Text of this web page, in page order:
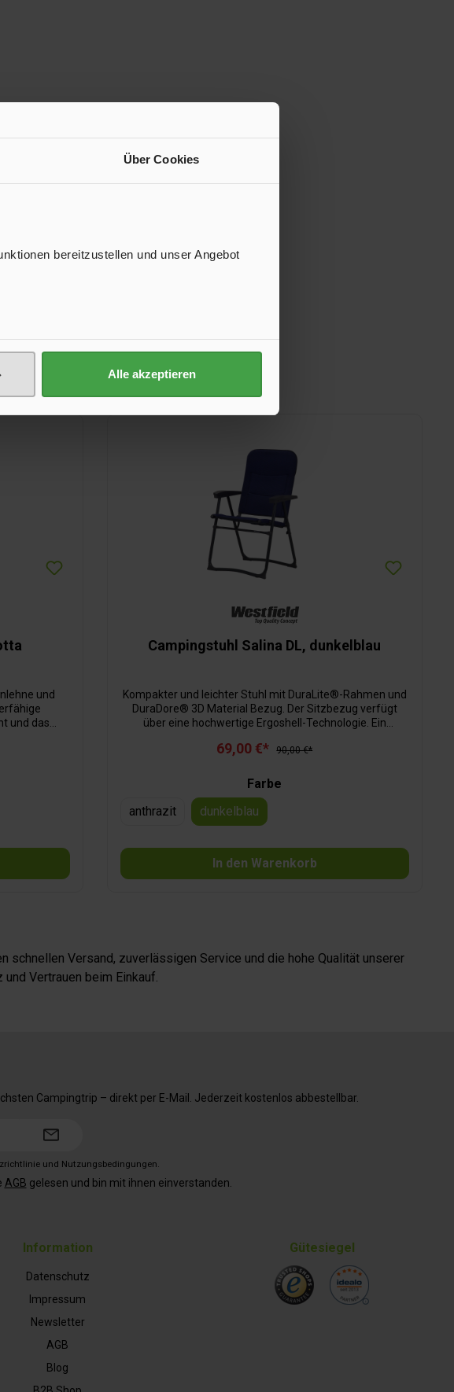
Über Cookies
bereitzustellen und unser Angebot
Alle akzeptieren
und
und das
Campingstuhl Salina DL, dunkelblau
Kompakter und leichter Stuhl mit DuraLite®-Rahmen und
DuraDore® 3D Material Bezug. Der Sitzbezug verfügt
über eine hochwertige Ergoshell-Technologie. Ein
kompakt faltbar, auch für begrenzten Stauraum.
69,00 €* 90,00 €*
Farbe
anthrazit
dunkelblau
In den Warenkorb
schnellen Versand, zuverlässigen Service und die hohe Qualität unserer
Vertrauen beim Einkauf.
Information
Datenschutz
Impressum
Newsletter
AGB
Blog
Gütesiegel
Campingtrip – direkt per E-Mail. Jederzeit kostenlos abbestellbar.
und Nutzungsbedingungen.
AGB gelesen und bin mit ihnen einverstanden.